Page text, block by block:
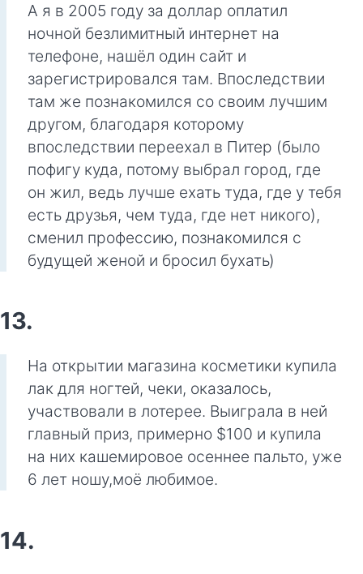
А я в 2005 году за доллар оплатил
ночной безлимитный интернет на
телефоне, нашёл один сайт и
зарегистрировался там. Впоследствии
там же познакомился со своим лучшим
другом, благодаря которому
впоследствии переехал в Питер (было
пофигу куда, потому выбрал город, где
он жил, ведь лучше ехать туда, где у тебя
есть друзья, чем туда, где нет никого),
сменил профессию, познакомился с
будущей женой и бросил бухать)
13.
На открытии магазина косметики купила
лак для ногтей, чеки, оказалось,
участвовали в лотерее. Выиграла в ней
главный приз, примерно $100 и купила
на них кашемировое осеннее пальто, уже
6 лет ношу,моё любимое.
14.